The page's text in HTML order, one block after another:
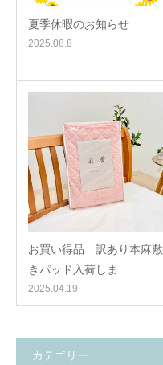
夏季休暇のお知らせ
2025.08.8
お買い得品 訳あり本麻敷
きパッド入荷しま…
2025.04.19
カテゴリー